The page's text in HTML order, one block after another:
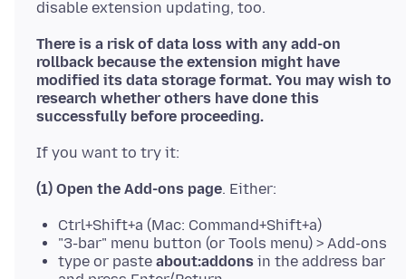
There is a risk of data loss with any add-on
rollback because the extension might have
modified its data storage format. You may wish to
research whether others have done this
successfully before proceeding.
(1) Open the Add-ons page
Ctrl+Shift+a (Mac: Command+Shift+a)
"3-bar" menu button (or Tools menu) > Add-ons
type or paste about:addons in the address bar